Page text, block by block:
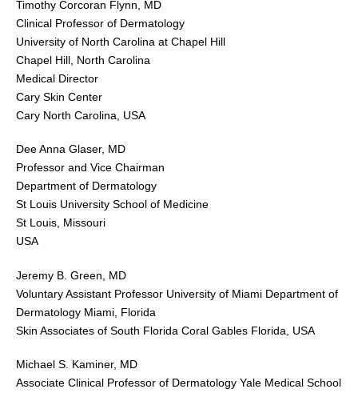
Timothy Corcoran Flynn, MD
Clinical Professor of Dermatology
University of North Carolina at Chapel Hill
Chapel Hill, North Carolina
Medical Director
Cary Skin Center
Cary North Carolina, USA
Dee Anna Glaser, MD
Professor and Vice Chairman
Department of Dermatology
St Louis University School of Medicine
St Louis, Missouri
USA
Jeremy B. Green, MD
Voluntary Assistant Professor University of Miami Department of
Dermatology Miami, Florida
Skin Associates of South Florida Coral Gables Florida, USA
Michael S. Kaminer, MD
Associate Clinical Professor of Dermatology Yale Medical School